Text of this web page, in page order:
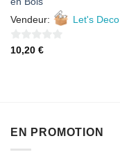
Vendeur:
Let's Deco
0
10,20 €
EN PROMOTION